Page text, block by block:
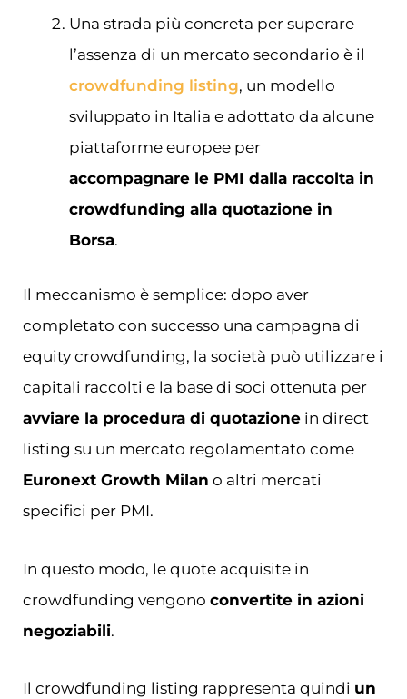
Una strada più concreta per superare
l’assenza di un mercato secondario è il
crowdfunding listing, un modello
sviluppato in Italia e adottato da alcune
piattaforme europee per
accompagnare le PMI dalla raccolta in
crowdfunding alla quotazione in
Borsa.
Il meccanismo è semplice: dopo aver
completato con successo una campagna di
equity crowdfunding, la società può utilizzare i
capitali raccolti e la base di soci ottenuta per
avviare la procedura di quotazione in direct
listing su un mercato regolamentato come
Euronext Growth Milan o altri mercati
specifici per PMI.
In questo modo, le quote acquisite in
crowdfunding vengono convertite in azioni
negoziabili.
Il crowdfunding listing rappresenta quindi un